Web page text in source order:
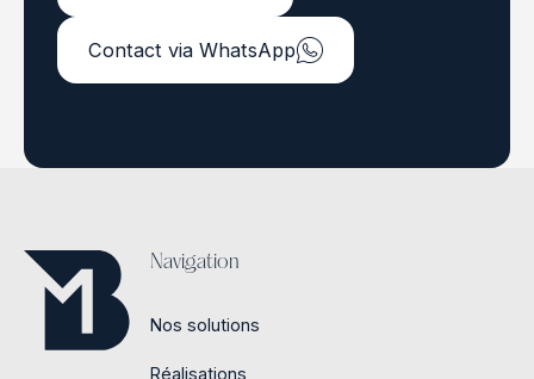
Contact via WhatsApp
Contact via WhatsApp
Navigation
Nos solutions
Réalisations